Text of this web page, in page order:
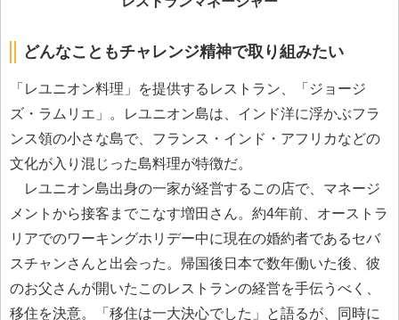
どんなこともチャレンジ精神で取り組みたい
「レユニオン料理」を提供するレストラン、「ジョージ
ズ・ラムリエ」。レユニオン島は、インド洋に浮かぶフラ
ンス領の小さな島で、フランス・インド・アフリカなどの
文化が入り混じった島料理が特徴だ。
レユニオン島出身の一家が経営するこの店で、マネージ
メントから接客までこなす増田さん。約4年前、オーストラ
リアでのワーキングホリデー中に現在の婚約者であるセバ
スチャンさんと出会った。帰国後日本で数年働いた後、彼
のお父さんが開いたこのレストランの経営を手伝うべく、
移住を決意。「移住は一大決心でした」と語るが、同時に